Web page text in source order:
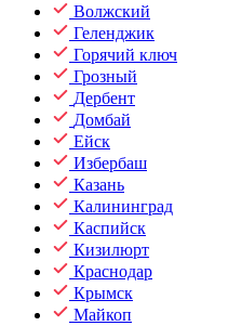
Волжский
Геленджик
Горячий ключ
Грозный
Дербент
Домбай
Ейск
Избербаш
Казань
Калининград
Каспийск
Кизилюрт
Краснодар
Крымск
Майкоп